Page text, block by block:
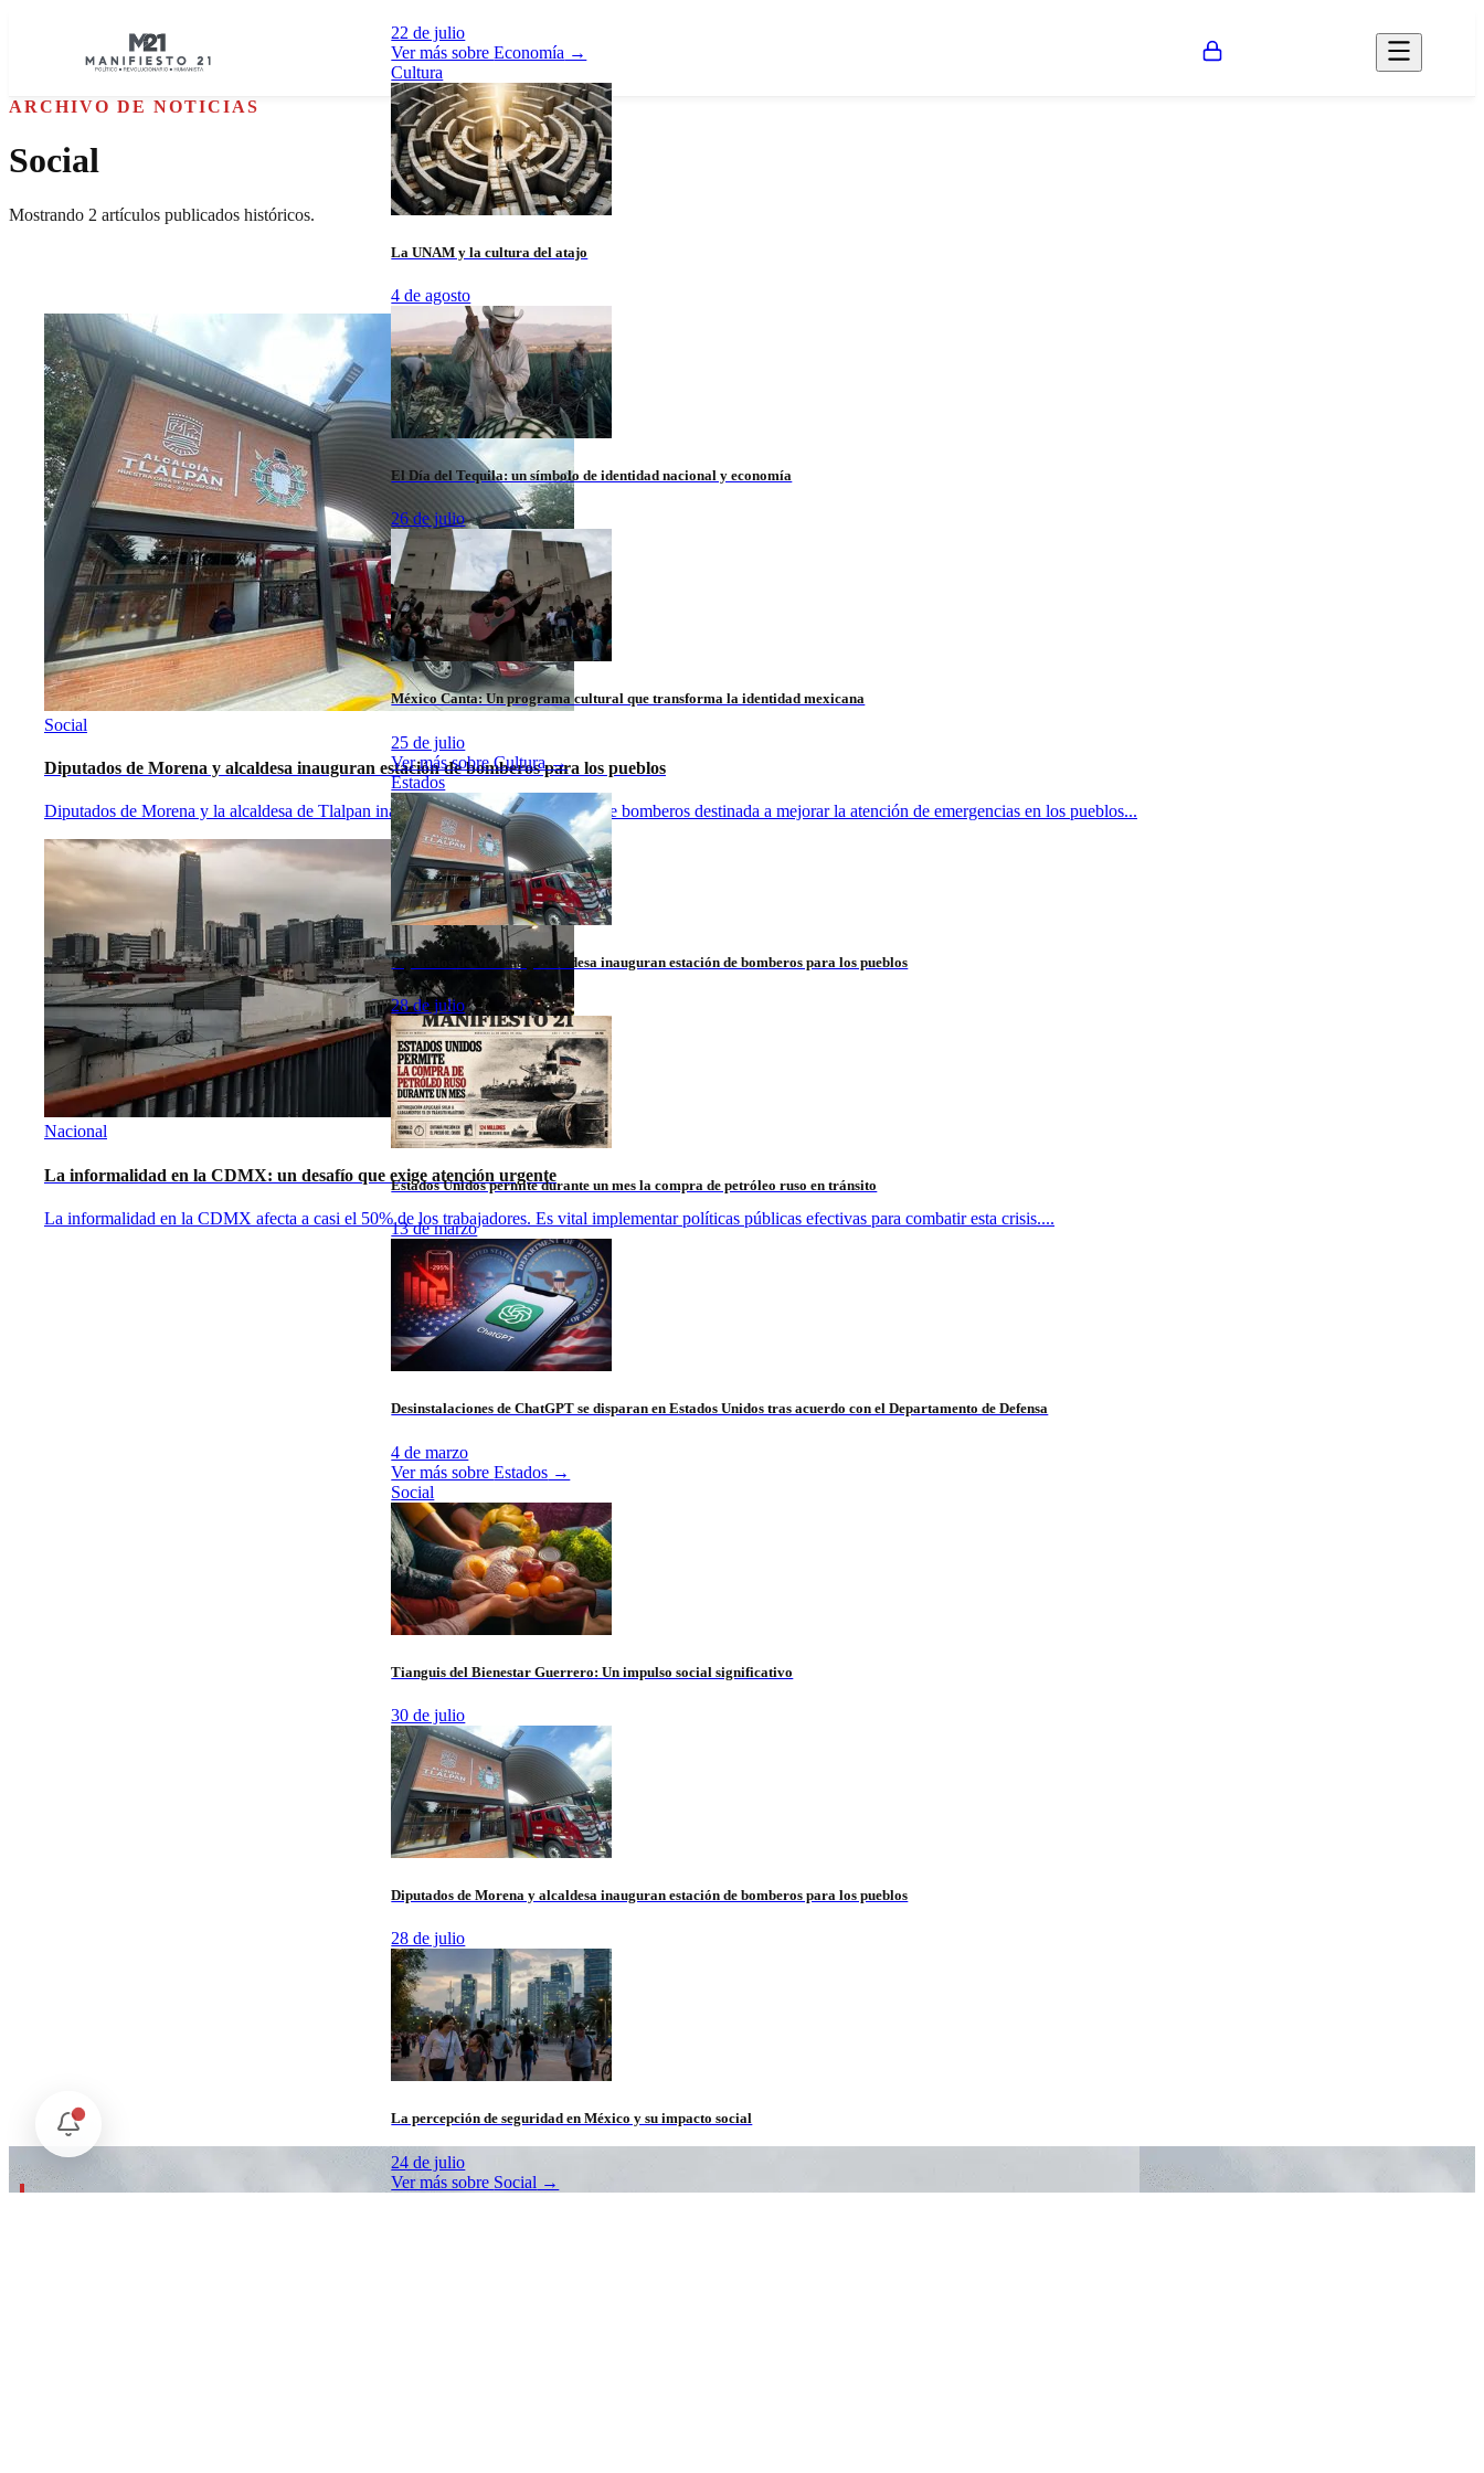
22 de julio
Ver más sobreEconomía →
Cultura
La UNAM y la cultura del atajo
4 de agosto
El Día del Tequila: un símbolo de identidad nacional y economía
26 de julio
México Canta: Un programa cultural que transforma la identidad mexicana
25 de julio
Ver más sobreCultura→
Estados
Diputados de Morena y alcaldesa inauguran estación de bomberos para los pueblos
28 de julio
Estados Unidos permite durante un mes la compra de petróleo ruso en tránsito
13 de marzo
Desinstalaciones de ChatGPT se disparan en Estados Unidos tras acuerdo con el Departamento de Defensa
4 de marzo
Ver más sobreEstados →
Social
Tianguis del Bienestar Guerrero: Un impulso social significativo
30 de julio
Diputados de Morena y alcaldesa inauguran estación de bomberos para los pueblos
28 de julio
La percepción de seguridad en México y su impacto social
24 de julio
Ver más sobre Social →
ARCHIVO DE NOTICIAS
Social
Mostrando 2 artículos publicados históricos.
Social
Diputados de Morena y alcaldesa inauguran estación de bomberos para los pueblos
Diputados de Morena y la alcaldesa de Tlalpan inauguraron una nueva estación de bomberos destinada a mejorar la atención de emergencias en los pueblos...
Nacional
La informalidad en la CDMX: un desafío que exige atención urgente
La informalidad en la CDMX afecta a casi el 50% de los trabajadores. Es vital implementar políticas públicas efectivas para combatir esta crisis....